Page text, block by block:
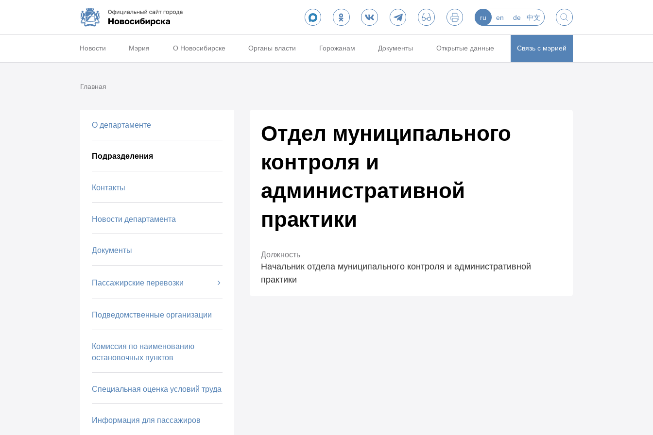
ru en de 中文
Новости Мэрия О Новосибирске Органы власти Горожанам Документы Открытые данные Связь с мэрией
Главная
О департаменте
Подразделения
Контакты
Новости департамента
Документы
Пассажирские перевозки
Подведомственные организации
Комиссия по наименованию
остановочных пунктов
Специальная оценка условий труда
Информация для пассажиров
Отдел муниципального
контроля и
административной
практики
Должность
Начальник отдела муниципального контроля и административной
практики